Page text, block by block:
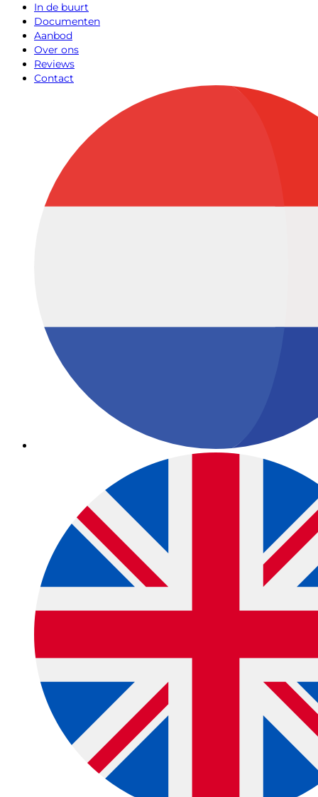
In de buurt
Documenten
Aanbod
Over ons
Reviews
Contact